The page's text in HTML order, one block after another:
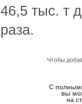
46,5 тыс. т
раза.
Чтобы
С
вы
на